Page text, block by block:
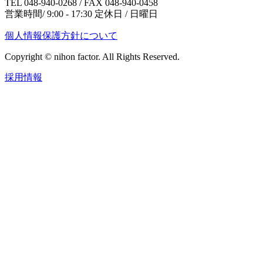
TEL 048-940-0268 / FAX 048-940-0458
営業時間/ 9:00 - 17:30 定休日 / 日曜日
個人情報保護方針について
Copyright © nihon factor. All Rights Reserved.
採用情報